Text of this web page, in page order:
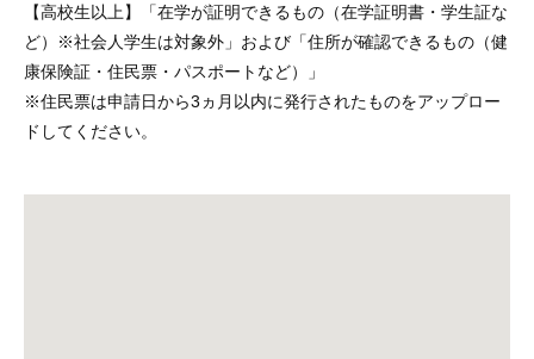
【高校生以上】「在学が証明できるもの（在学証明書・学生証な
ど）※社会人学生は対象外」および「住所が確認できるもの（健
康保険証・住民票・パスポートなど）」
※住民票は申請日から3ヵ月以内に発行されたものをアップロー
ドしてください。